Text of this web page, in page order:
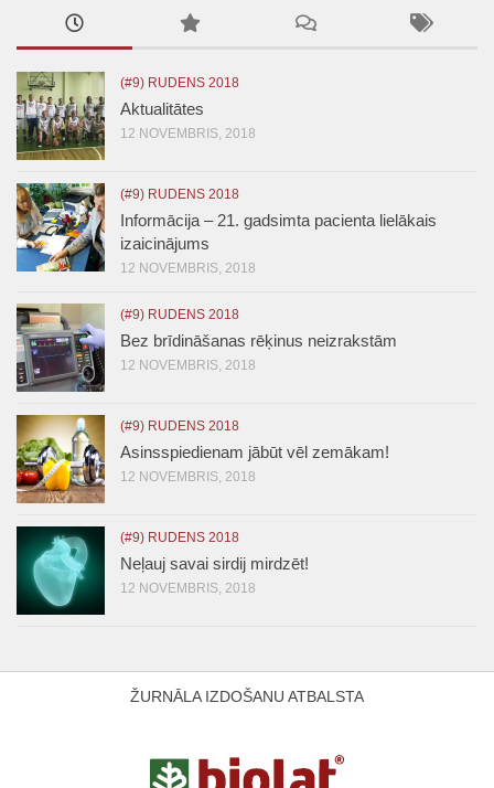
(#9) RUDENS 2018
Aktualitātes
12 NOVEMBRIS, 2018
(#9) RUDENS 2018
Informācija – 21. gadsimta pacienta lielākais
izaicinājums
12 NOVEMBRIS, 2018
(#9) RUDENS 2018
Bez brīdināšanas rēķinus neizrakstām
12 NOVEMBRIS, 2018
(#9) RUDENS 2018
Asinsspiedienam jābūt vēl zemākam!
12 NOVEMBRIS, 2018
(#9) RUDENS 2018
Neļauj savai sirdij mirdzēt!
12 NOVEMBRIS, 2018
ŽURNĀLA IZDOŠANU ATBALSTA